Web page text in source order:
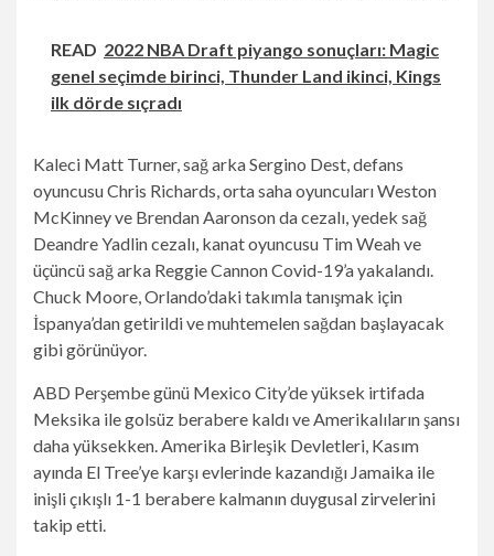
READ 2022 NBA Draft piyango sonuçları: Magic
genel seçimde birinci, Thunder Land ikinci, Kings
ilk dörde sıçradı
Kaleci Matt Turner, sağ arka Sergino Dest, defans
oyuncusu Chris Richards, orta saha oyuncuları Weston
McKinney ve Brendan Aaronson da cezalı, yedek sağ
Deandre Yadlin cezalı, kanat oyuncusu Tim Weah ve
üçüncü sağ arka Reggie Cannon Covid-19’a yakalandı.
Chuck Moore, Orlando’daki takımla tanışmak için
İspanya’dan getirildi ve muhtemelen sağdan başlayacak
gibi görünüyor.
ABD Perşembe günü Mexico City’de yüksek irtifada
Meksika ile golsüz berabere kaldı ve Amerikalıların şansı
daha yüksekken. Amerika Birleşik Devletleri, Kasım
ayında El Tree’ye karşı evlerinde kazandığı Jamaika ile
inişli çıkışlı 1-1 berabere kalmanın duygusal zirvelerini
takip etti.